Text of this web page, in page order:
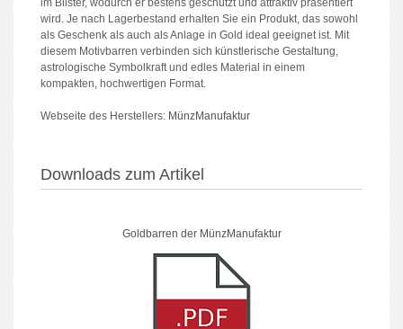
im Blister, wodurch er bestens geschützt und attraktiv präsentiert
wird. Je nach Lagerbestand erhalten Sie ein Produkt, das sowohl
als Geschenk als auch als Anlage in Gold ideal geeignet ist. Mit
diesem Motivbarren verbinden sich künstlerische Gestaltung,
astrologische Symbolkraft und edles Material in einem
kompakten, hochwertigen Format.
Webseite des Herstellers: MünzManufaktur
Downloads zum Artikel
Goldbarren der MünzManufaktur